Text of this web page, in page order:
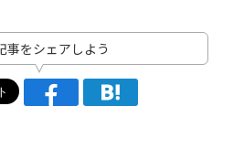
事をシェアしよう